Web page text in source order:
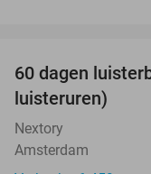
60 dagen
luisteruren)
Nextory
Amsterdam